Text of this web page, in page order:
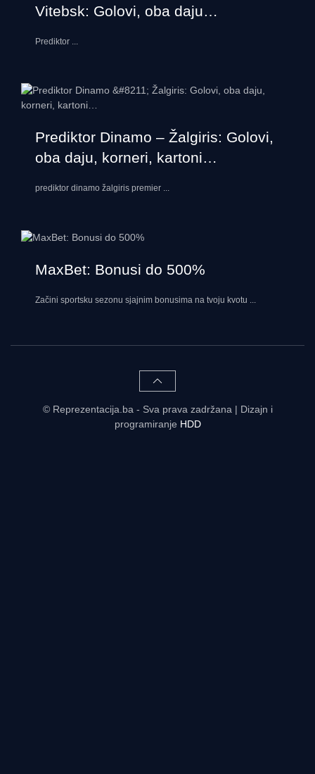
Vitebsk: Golovi, oba daju…
Prediktor ...
Prediktor Dinamo – Žalgiris: Golovi,
oba daju, korneri, kartoni…
prediktor dinamo žalgiris premier ...
MaxBet: Bonusi do 500%
Začini sportsku sezonu sjajnim bonusima na tvoju kvotu ...
© Reprezentacija.ba - Sva prava zadržana | Dizajn i
programiranje HDD